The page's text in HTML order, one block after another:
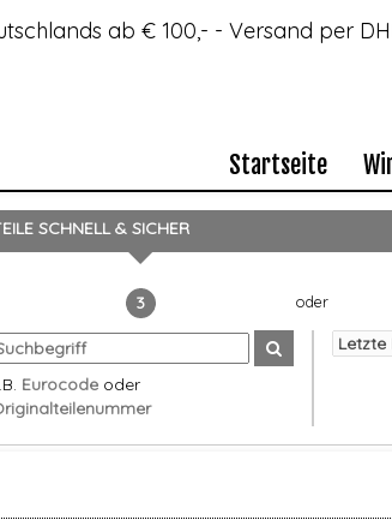
ab € 100,- - Versand per
Startseite
SCHNELL & SICHER
3
Eurocode oder